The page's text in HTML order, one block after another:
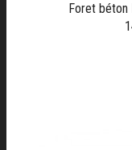
Foret béton